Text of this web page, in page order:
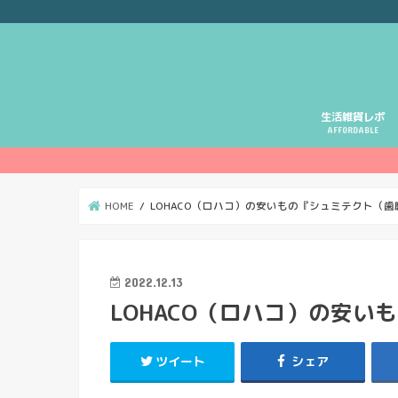
生活雑貨レポ
AFFORDABLE
HOME LOHACO（ロハコ）の安いもの『シュミテクト（歯
2022.12.13
LOHACO（ロハコ）の安い
ツイート シェア